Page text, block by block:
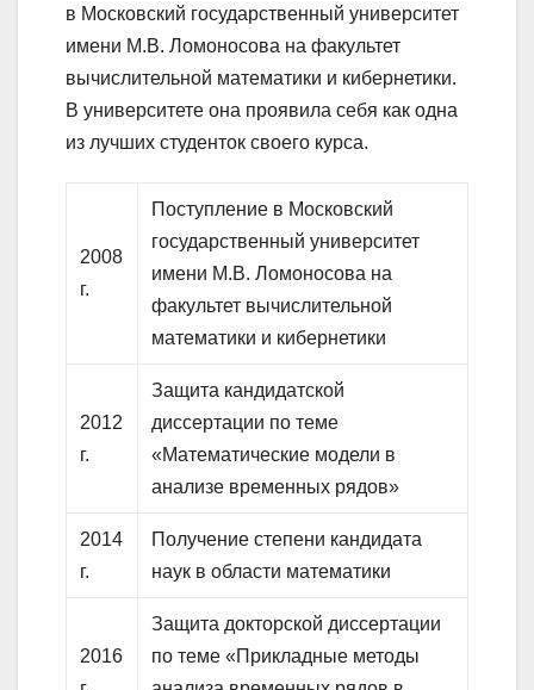
в Московский государственный университет
имени М.В. Ломоносова на факультет
вычислительной математики и кибернетики.
В университете она проявила себя как одна
из лучших студенток своего курса.
2008
г.
Поступление в Московский
государственный университет
имени М.В. Ломоносова на
факультет вычислительной
математики и кибернетики
2012
г.
Защита кандидатской
диссертации по теме
«Математические модели в
анализе временных рядов»
2014
г.
Получение степени кандидата
наук в области математики
2016
Защита докторской диссертации
по теме «Прикладные методы